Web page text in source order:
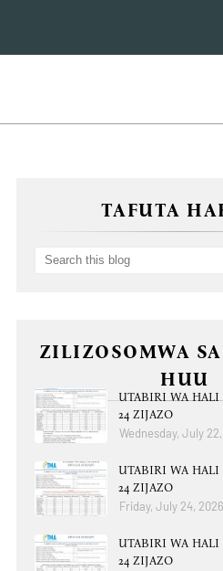
TAFUTA
ZILIZOSOMWA
HUU
UTABIRI WA HALI
24 ZIJAZO
Wednesday, July
UTABIRI WA HALI
24 ZIJAZO
Friday, July 24, 2026
UTABIRI WA HALI
24 ZIJAZO